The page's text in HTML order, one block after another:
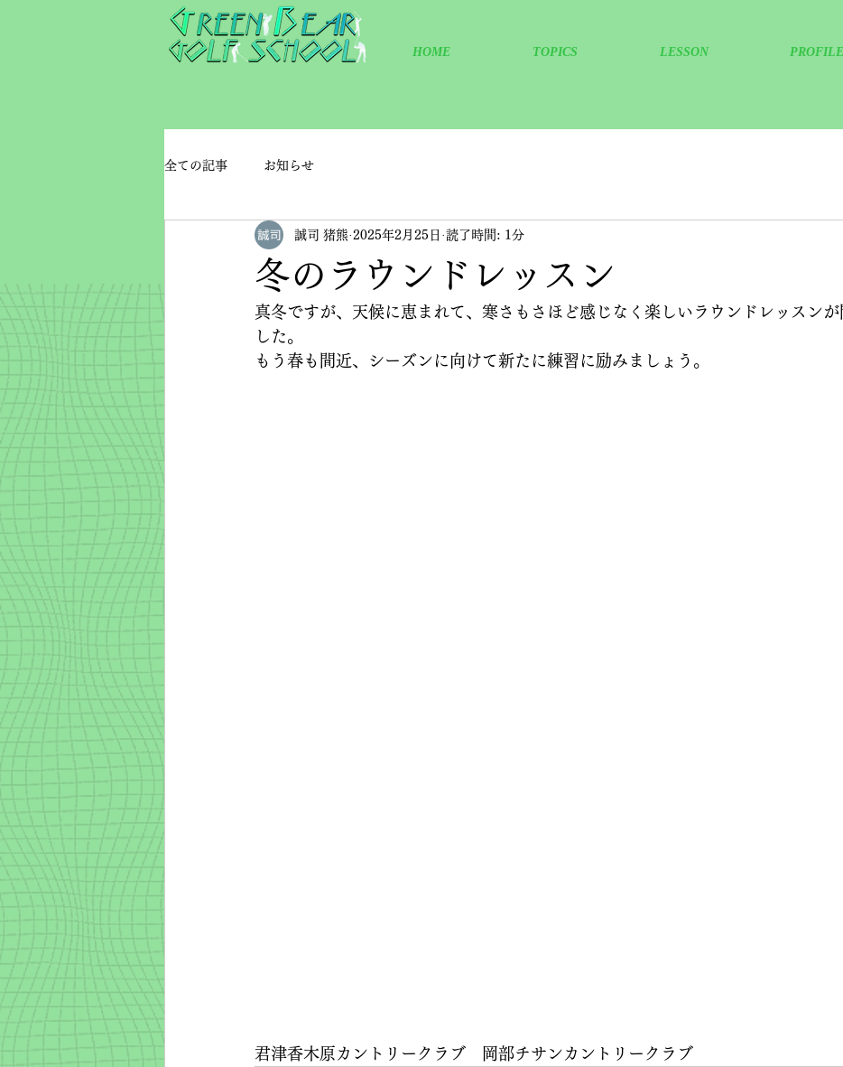
HOME TOPICS LESSON PROFILE
全ての記事 お知らせ
冬のラウンドレッスン
誠司 猪熊 2025年2月25日 読了時間: 1分
真冬ですが、天候に恵まれて、寒さもさほど感じなく楽しいラウンドレッスンが
した。
もう春も間近、シーズンに向けて新たに練習に励みましょう。
君津香木原カントリークラブ　岡部チサンカントリークラブ